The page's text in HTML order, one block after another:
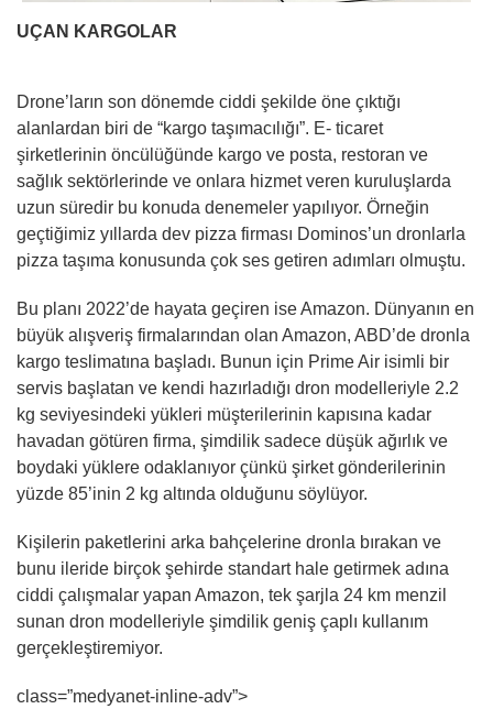
UÇAN KARGOLAR
Drone’ların son dönemde ciddi şekilde öne çıktığı
alanlardan biri de “kargo taşımacılığı”. E- ticaret
şirketlerinin öncülüğünde kargo ve posta, restoran ve
sağlık sektörlerinde ve onlara hizmet veren kuruluşlarda
uzun süredir bu konuda denemeler yapılıyor. Örneğin
geçtiğimiz yıllarda dev pizza firması Dominos’un dronlarla
pizza taşıma konusunda çok ses getiren adımları olmuştu.
Bu planı 2022’de hayata geçiren ise Amazon. Dünyanın en
büyük alışveriş firmalarından olan Amazon, ABD’de dronla
kargo teslimatına başladı. Bunun için Prime Air isimli bir
servis başlatan ve kendi hazırladığı dron modelleriyle 2.2
kg seviyesindeki yükleri müşterilerinin kapısına kadar
havadan götüren firma, şimdilik sadece düşük ağırlık ve
boydaki yüklere odaklanıyor çünkü şirket gönderilerinin
yüzde 85’inin 2 kg altında olduğunu söylüyor.
Kişilerin paketlerini arka bahçelerine dronla bırakan ve
bunu ileride birçok şehirde standart hale getirmek adına
ciddi çalışmalar yapan Amazon, tek şarjla 24 km menzil
sunan dron modelleriyle şimdilik geniş çaplı kullanım
gerçekleştiremiyor.
class=”medyanet-inline-adv”>